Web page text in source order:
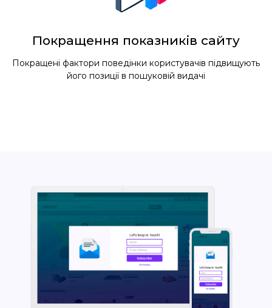
Покращення показників сайту
Покращені фактори поведінки користувачів підвищують
його позиції в пошуковій видачі